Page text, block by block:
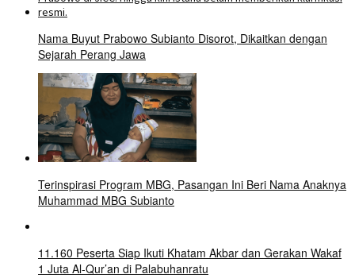
Nama Buyut Prabowo Subianto Disorot, Dikaitkan dengan
Sejarah Perang Jawa
Terinspirasi Program MBG, Pasangan Ini Beri Nama Anaknya
Muhammad MBG Subianto
11.160 Peserta Siap Ikuti Khatam Akbar dan Gerakan Wakaf
1 Juta Al-Qur’an di Palabuhanratu